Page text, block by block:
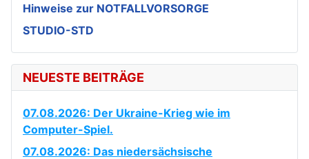
Hinweise zur NOTFALLVORSORGE
STUDIO-STD
NEUESTE BEITRÄGE
07.08.2026: Der Ukraine-Krieg wie im
Computer-Spiel.
07.08.2026: Das niedersächsische